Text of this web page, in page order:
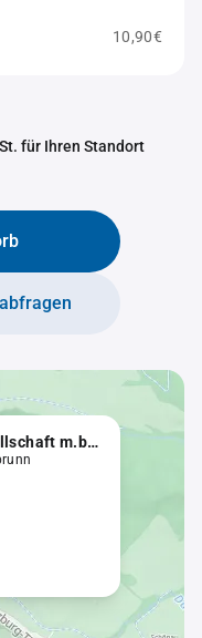
10,90€
für Ihren Standort
Siegfried Maislinger Gesellschaft m.b.H. & Co. KG.